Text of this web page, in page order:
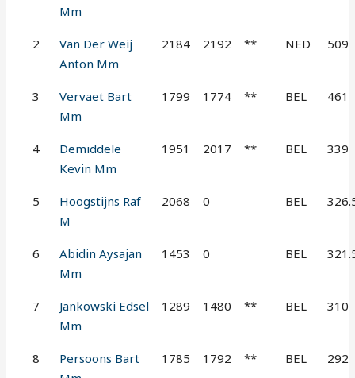
Mm
2
Van Der Weij
Anton Mm
2184 2192 ** NED 509
3
Vervaet Bart
Mm
1799 1774 ** BEL 461
4
Demiddele
Kevin Mm
1951 2017 ** BEL 339
5
Hoogstijns Raf
M
2068 0 BEL
6
Abidin Aysajan
Mm
1453 0 BEL
7
Jankowski Edsel
Mm
1289 1480 ** BEL 310
8
Persoons Bart
1785 1792 ** BEL 292